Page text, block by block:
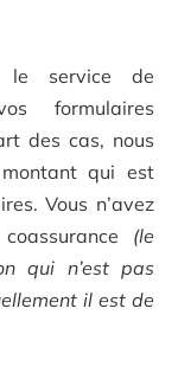
le service de
formulaires
des cas, nous
qui est
Vous n’avez
(le
qui n’est pas
il est de